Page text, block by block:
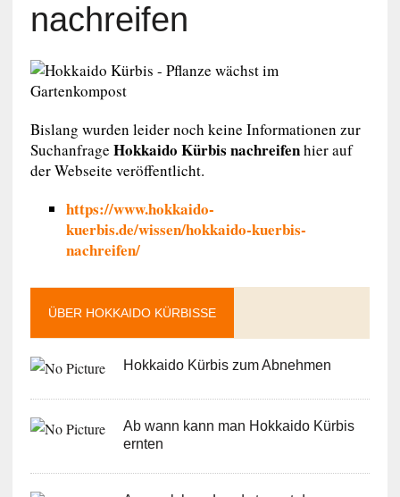
nachreifen
Bislang wurden leider noch keine Informationen zur
Suchanfrage Hokkaido Kürbis nachreifenhier auf
der Webseite veröffentlicht.
https://www.hokkaido-
kuerbis.de/wissen/hokkaido-kuerbis-
nachreifen/
ÜBER HOKKAIDO KÜRBISSE
Hokkaido Kürbis zum Abnehmen
Ab wann kann man Hokkaido Kürbis
ernten